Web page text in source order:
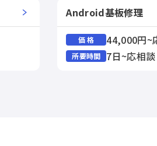
Android基板修理
価 格 44,000円~
所要時間 7日~応相談